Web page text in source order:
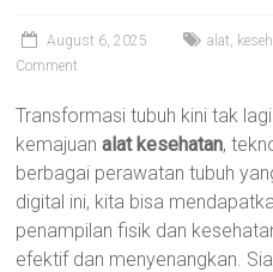
August 6, 2025 alat,
Comment
Transformasi tubuh kini tak
kemajuanalat kesehatan,
berbagai perawatan tubuh
digital ini, kita bisa
penampilan fisik dan
efektif dan menyenangkan.